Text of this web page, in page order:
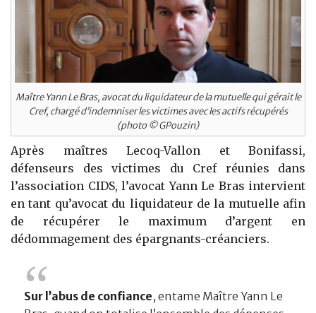
Maître Yann Le Bras, avocat du liquidateur de la mutuelle qui gérait le
Cref, chargé d’indemniser les victimes avec les actifs récupérés
(photo © GPouzin)
Après maîtres Lecoq-Vallon et Bonifassi,
défenseurs des victimes du Cref réunies dans
l’association CIDS, l’avocat Yann Le Bras intervient
en tant qu’avocat du liquidateur de la mutuelle afin
de récupérer le maximum d’argent en
dédommagement des épargnants-créanciers.
Sur l’abus de confiance, entame Maître Yann Le